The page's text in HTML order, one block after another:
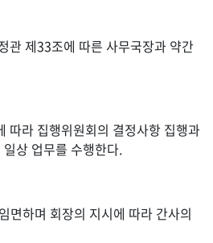
관 제33조에 따른 사무국장과 약간
따라 집행위원회의 결정사항 집행과
상 업무를 수행한다.
하며 회장의 지시에 따라 간사의